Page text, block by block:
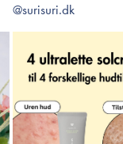
@surisuri.dk